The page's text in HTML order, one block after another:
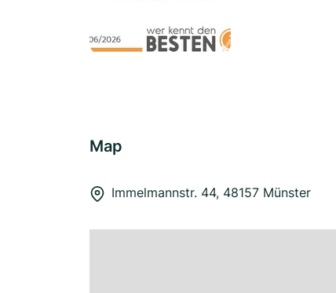
Map
Immelmannstr. 44, 48157 Münster